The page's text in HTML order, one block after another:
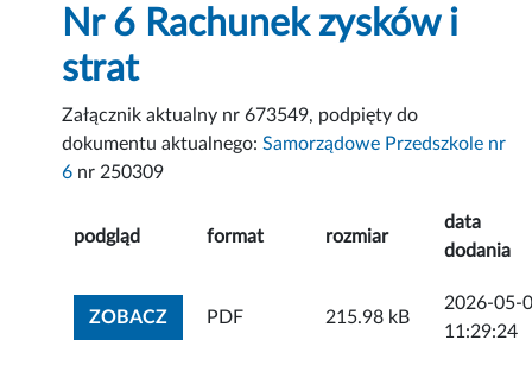
Nr 6 Rachunek zysków i
strat
Załącznik aktualny nr 673549, podpięty do
dokumentu aktualnego:Samorządowe Przedszkole nr
6 nr 250309
podgląd format rozmiar
data
dodania
ZOBACZZOBACZ ZAŁĄCZNIK
PDF 215.98 kB
2026-05-
11:29:24